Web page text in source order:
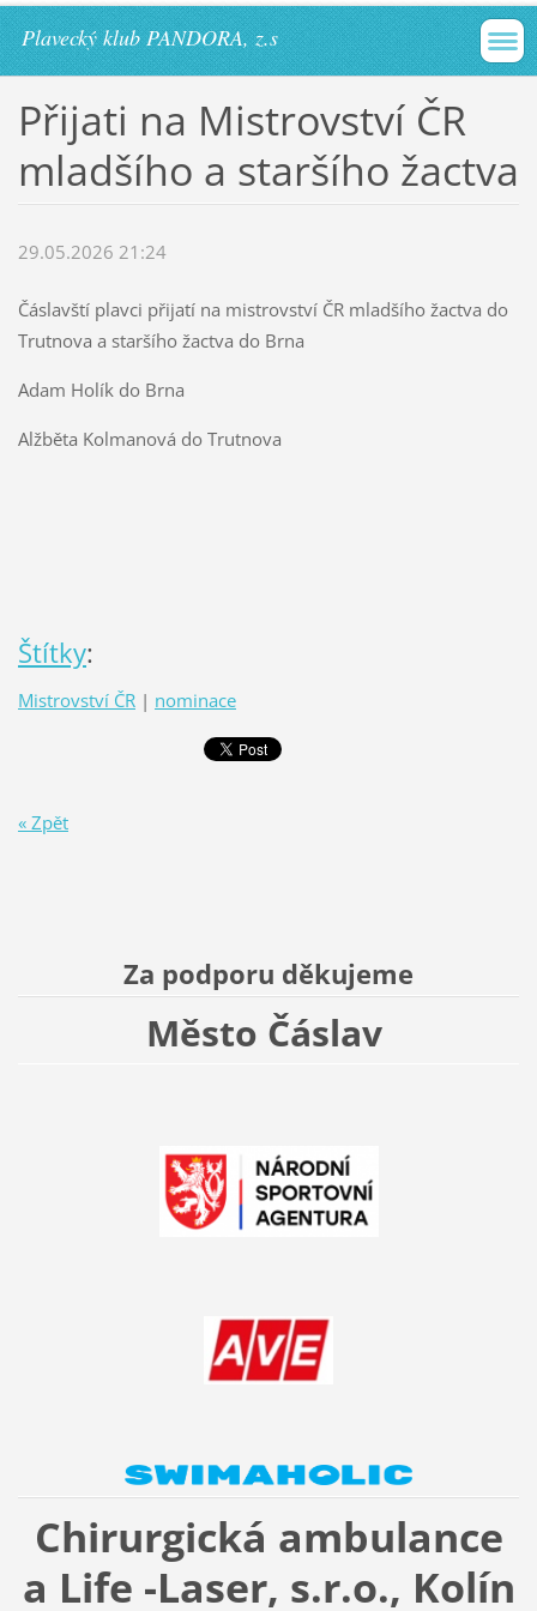
Plavecký klub PANDORA, z.s
Přijati na Mistrovství ČR
mladšího a staršího žactva
29.05.2026 21:24
Čáslavští plavci přijatí na mistrovství ČR mladšího žactva do
Trutnova a staršího žactva do Brna
Adam Holík do Brna
Alžběta Kolmanová do Trutnova
Štítky:
Mistrovství ČR | nominace
« Zpět
Za podporu děkujeme
Město Čáslav
Chirurgická ambulance
a Life -Laser, s.r.o., Kolín